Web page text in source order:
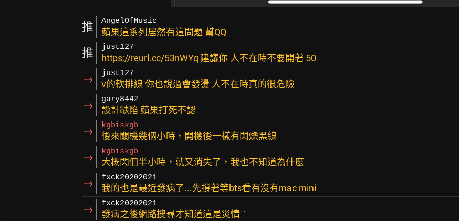
推 AngelOfMusic
蘋果這系列居然有這問題 幫QQ
推 just127
https://reurl.cc/53nWYq 建議你 人不在時不要開著 50
→ just127
v的軟排線 你也說過會發燙 人不在時真的很危險
→ gary8442
設計缺陷 蘋果打死不認
→ kgbiskgb
後來關機幾個小時，開機後一樣有閃爍黑線
→ kgbiskgb
大概閃個半小時，就又消失了，我也不知道為什麼
→ fxck20202021
我的也是最近發病了...先撐著等bts看有沒有mac mini
→ fxck20202021
發病之後網路搜尋才知道這是災情ˊˋ